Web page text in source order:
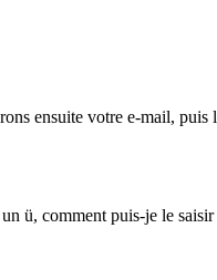
ensuite votre e-mail, puis
ü, comment puis-je le